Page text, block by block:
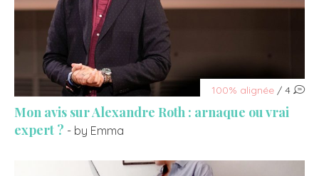
100% alignée / 4
Mon avis sur Alexandre Roth : arnaque ou vrai
expert ? - by Emma